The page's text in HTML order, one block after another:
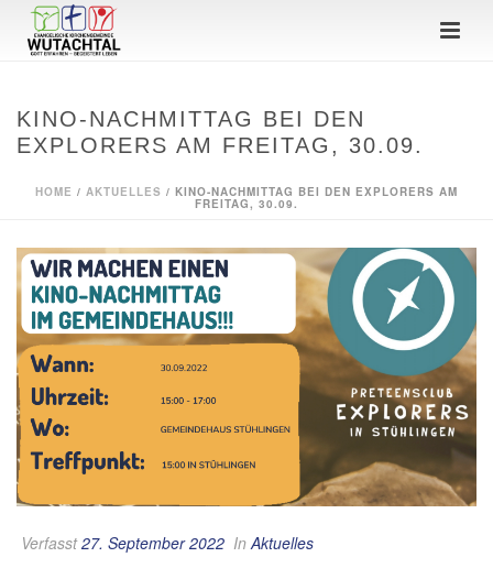
KINO-NACHMITTAG BEI DEN
EXPLORERS AM FREITAG, 30.09.
HOME / AKTUELLES / KINO-NACHMITTAG BEI DEN EXPLORERS AM
FREITAG, 30.09.
Verfasst27. September 2022 In Aktuelles